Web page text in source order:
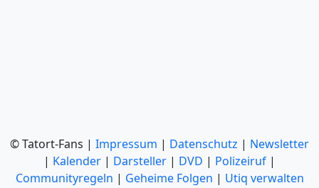
© Tatort-Fans | Impressum | Datenschutz | Newsletter
| Kalender | Darsteller | DVD | Polizeiruf |
Communityregeln | Geheime Folgen | Utiq verwalten